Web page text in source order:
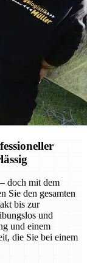
doch mit dem
Sie den gesamten
bis zur
und
und einem
die Sie bei einem